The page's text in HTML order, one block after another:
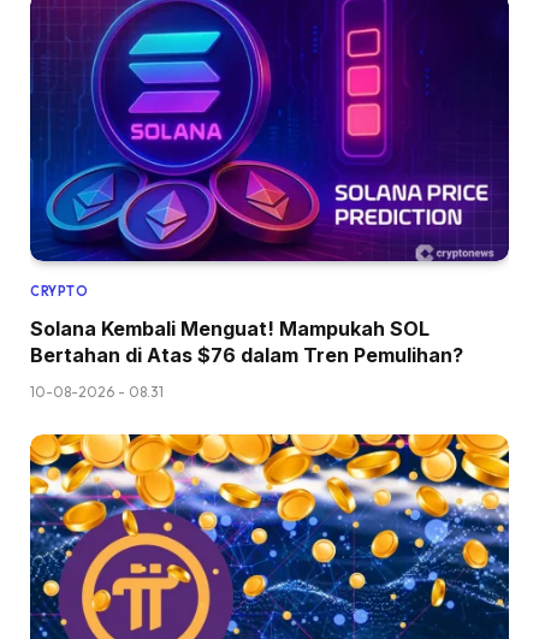
CRYPTO
Solana Kembali Menguat! Mampukah SOL
Bertahan di Atas $76 dalam Tren Pemulihan?
10-08-2026 - 08.31